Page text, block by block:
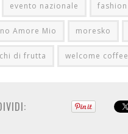
evento nazionale fashion
Amore Mio moresko
di frutta welcome coffee